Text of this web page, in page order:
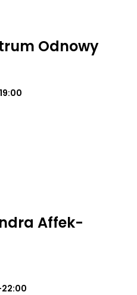
Odnowy
Affek-